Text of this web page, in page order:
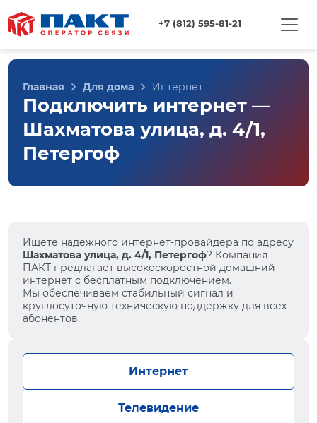
+7 (812) 595-81-21
Главная Для дома Интернет
Подключить интернет —
Шахматова улица, д. 4/1,
Петергоф
Ищете надежного интернет-провайдера по адресу
Шахматова улица, д. 4/1, Петергоф? Компания
ПАКТ предлагает высокоскоростной домашний
интернет с бесплатным подключением.
Мы обеспечиваем стабильный сигнал и
круглосуточную техническую поддержку для всех
абонентов.
Интернет
Телевидение